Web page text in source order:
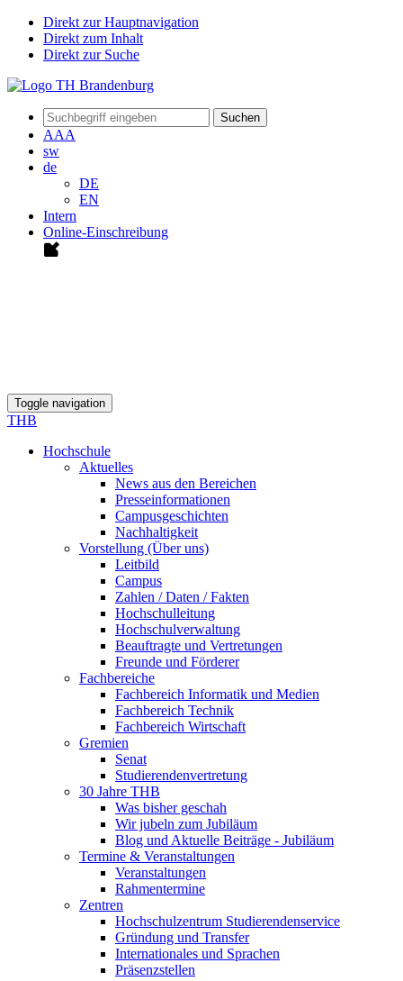
Direkt zur Hauptnavigation
Direkt zum Inhalt
Direkt zur Suche
Suchen
AAA
sw
de
DE
EN
Intern
Online-Einschreibung
Toggle navigation
THB
Hochschule
Aktuelles
News aus den Bereichen
Presseinformationen
Campusgeschichten
Nachhaltigkeit
Vorstellung (Über uns)
Leitbild
Campus
Zahlen / Daten / Fakten
Hochschulleitung
Hochschulverwaltung
Beauftragte und Vertretungen
Freunde und Förderer
Fachbereiche
Fachbereich Informatik und Medien
Fachbereich Technik
Fachbereich Wirtschaft
Gremien
Senat
Studierendenvertretung
30 Jahre THB
Was bisher geschah
Wir jubeln zum Jubiläum
Blog und Aktuelle Beiträge - Jubiläum
Termine & Veranstaltungen
Veranstaltungen
Rahmentermine
Zentren
Hochschulzentrum Studierendenservice
Gründung und Transfer
Internationales und Sprachen
Präsenzstellen